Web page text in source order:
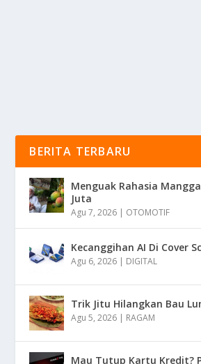
BERITA TERBARU
Menguak Rahasia
Juta
Agu 7, 2026 | OTOMOTIF
Kecanggihan AI Di Cover
Agu 6, 2026 | DIGITAL
Trik Jitu Hilangkan Bau
Agu 5, 2026 | RAGAM
Mau Tutup Kartu Kredit?